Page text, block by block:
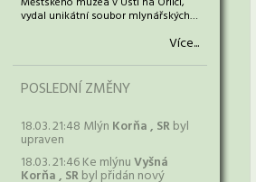
vydal unikátní soubor mlynářských…
Více...
POSLEDNÍ ZMĚNY
18.03. 21:48 Mlýn Korňa , SRbyl
upraven
18.03. 21:46 Ke mlýnuVyšná
Korňa , SRbyl přidán nový